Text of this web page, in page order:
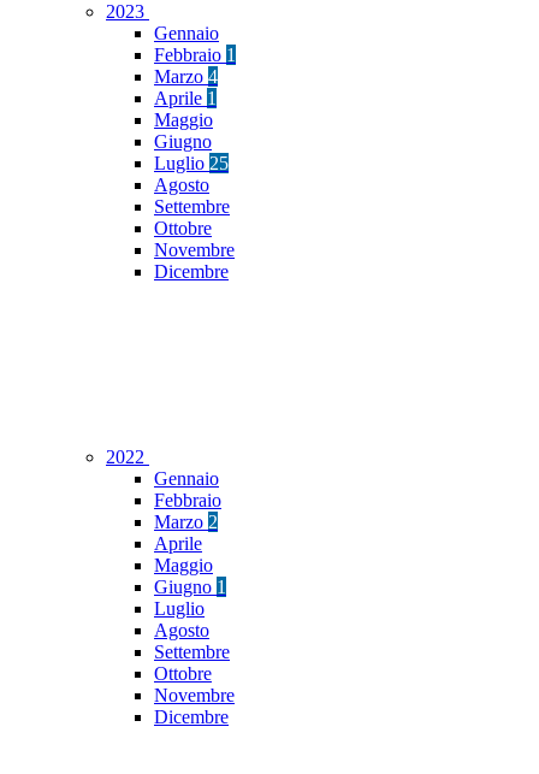
2023
Gennaio
Febbraio 1
Marzo 4
Aprile 1
Maggio
Giugno
Luglio 25
Agosto
Settembre
Ottobre
Novembre
Dicembre
2022
Gennaio
Febbraio
Marzo 2
Aprile
Maggio
Giugno 1
Luglio
Agosto
Settembre
Ottobre
Novembre
Dicembre